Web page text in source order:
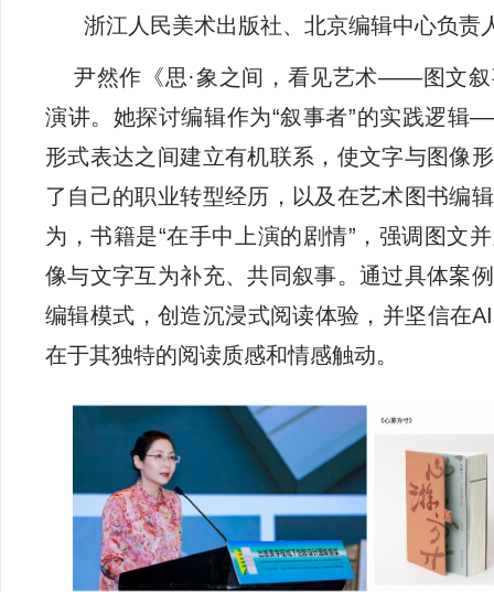
浙江人民美术出版社、北京编辑中心负责
尹然作《思·象之间，看见艺术——图文
演讲。她探讨编辑作为“叙事者”的实践逻
形式表达之间建立有机联系，使文字与图像
了自己的职业转型经历，以及在艺术图书编
为，书籍是“在手中上演的剧情”，强调图文
像与文字互为补充、共同叙事。通过具体案
编辑模式，创造沉浸式阅读体验，并坚信在
在于其独特的阅读质感和情感触动。